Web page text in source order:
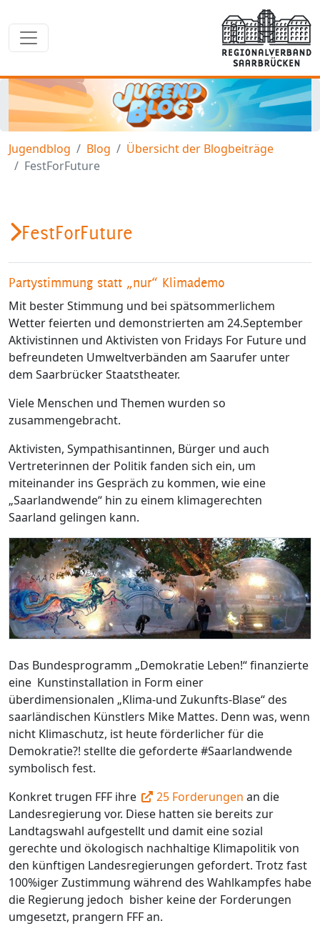
Jugendblog Blog
Übersicht der Blogbeiträge
FestForFuture
FestForFuture
Partystimmung statt „nur“ Klimademo
Mit bester Stimmung und bei spätsommerlichem
Wetter feierten und demonstrierten am 24.September
Aktivistinnen und Aktivisten von Fridays For Future und
befreundeten Umweltverbänden am Saarufer unter
dem Saarbrücker Staatstheater.
Viele Menschen und Themen wurden so
zusammengebracht.
Aktivisten, Sympathisantinnen, Bürger und auch
Vertreterinnen der Politik fanden sich ein, um
miteinander ins Gespräch zu kommen, wie eine
„Saarlandwende“ hin zu einem klimagerechten
Saarland gelingen kann.
Das Bundesprogramm „Demokratie Leben!“ finanzierte
eine Kunstinstallation in Form einer
überdimensionalen „Klima-und Zukunfts-Blase“ des
saarländischen Künstlers Mike Mattes. Denn was, wenn
nicht Klimaschutz, ist heute förderlicher für die
Demokratie?! stellte die geforderte #Saarlandwende
symbolisch fest.
Konkret trugen FFF ihre
25 Forderungen an die
Landesregierung vor. Diese hatten sie bereits zur
Landtagswahl aufgestellt und damit eine sozial
gerechte und ökologisch nachhaltige Klimapolitik von
den künftigen Landesregierungen gefordert. Trotz fast
100%iger Zustimmung während des Wahlkampfes habe
die Regierung jedoch bisher keine der Forderungen
umgesetzt, prangern FFF an.